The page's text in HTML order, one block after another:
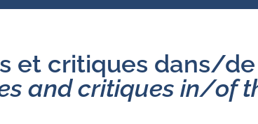
et critiques dans/de
and critiques in/of